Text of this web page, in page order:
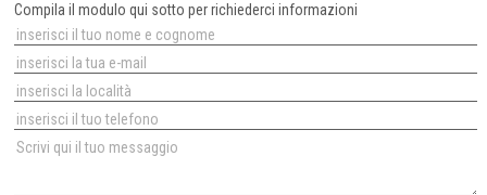
Compila il modulo qui sotto per richiederci informazioni